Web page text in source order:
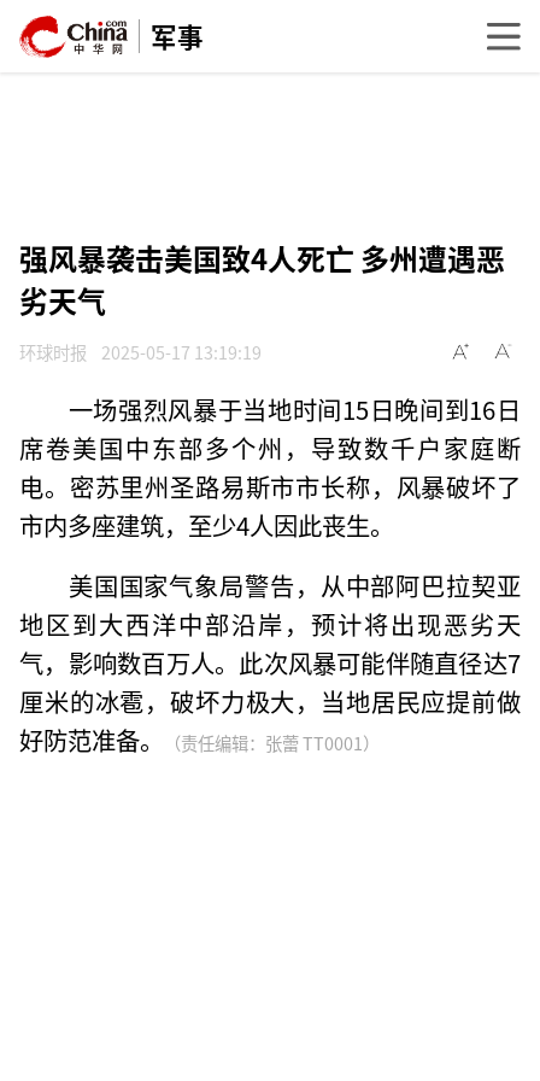
军事
强风暴袭击美国致4人死亡 多州遭遇恶
劣天气
环球时报 2025-05-17 13:19:19
一场强烈风暴于当地时间15日晚间到16日
席卷美国中东部多个州，导致数千户家庭断
电。密苏里州圣路易斯市市长称，风暴破坏了
市内多座建筑，至少4人因此丧生。
美国国家气象局警告，从中部阿巴拉契亚
地区到大西洋中部沿岸，预计将出现恶劣天
气，影响数百万人。此次风暴可能伴随直径达7
厘米的冰雹，破坏力极大，当地居民应提前做
好防范准备。
（责任编辑：张蕾 TT0001）